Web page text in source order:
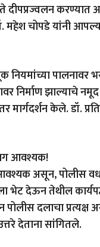
दीपप्रज्वलन करण्यात
चोपडे यांनी आपल्या
नियमांच्या पालनावर
निर्माण झाल्याचे
केले. डॉ.
आवश्यक!
असून, पोलीस
भेट देऊन तेथील
दलाचा प्रत्यक्ष
उत्तरे देताना सांगितले.